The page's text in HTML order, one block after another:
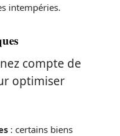
intempéries.
compte de
optimiser
: certains biens